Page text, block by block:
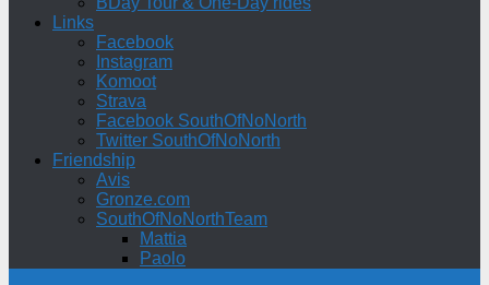
Links
Facebook
Instagram
Komoot
Strava
Facebook SouthOfNoNorth
Twitter SouthOfNoNorth
Friendship
Avis
Gronze.com
SouthOfNoNorthTeam
Mattia
Paolo